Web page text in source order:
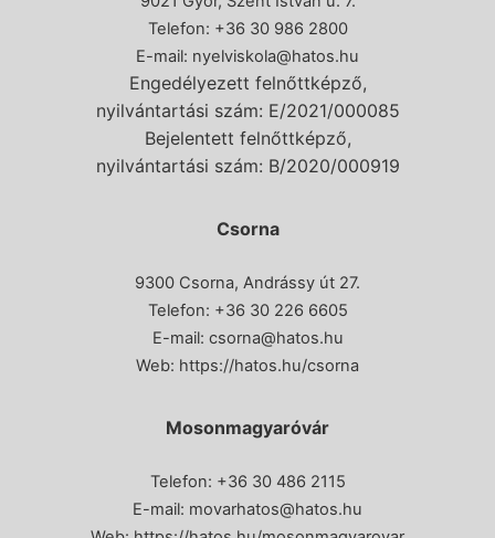
Telefon: +36 30 986 2800
E-mail: nyelviskola@hatos.hu
Engedélyezett felnőttképző,
nyilvántartási szám: E/2021/000085
Bejelentett felnőttképző,
nyilvántartási szám: B/2020/000919
Csorna
9300 Csorna, Andrássy út 27.
Telefon: +36 30 226 6605
E-mail: csorna@hatos.hu
Web: https://hatos.hu/csorna
Mosonmagyaróvár
Telefon: +36 30 486 2115
E-mail: movarhatos@hatos.hu